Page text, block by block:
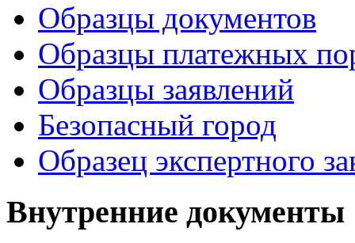
Образцы документов
Образцы платежных
Образцы заявлений
Безопасный город
Образец экспертного
Внутренние документы